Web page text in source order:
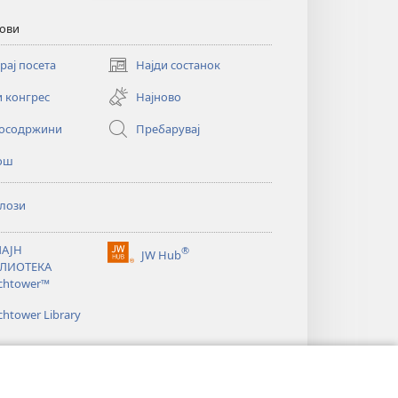
посета Најди состанок
(opens
new
window)
конгрес
Најново
Пребарувај
JW Hub®
(opens
Library